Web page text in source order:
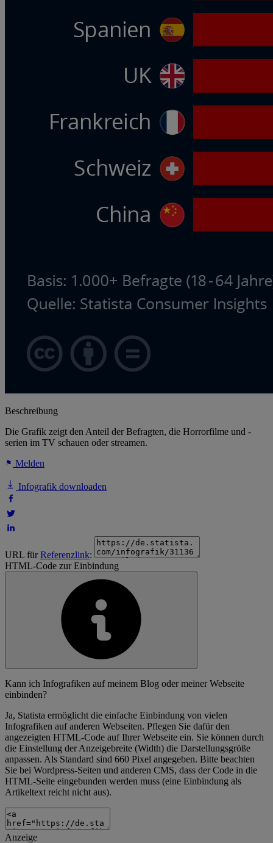
Beschreibung
Die Grafik zeigt den Anteil der Befragten, die Horrorfilme und -
serien im TV schauen oder streamen.
Melden
Infografik downloaden
URL fürReferenzlink:
HTML-Code zur Einbindung
Kann ich Infografiken auf meinem Blog oder meiner Webseite
einbinden?
Ja, Statista ermöglicht die einfache Einbindung von vielen
Infografiken auf anderen Webseiten. Pflegen Sie dafür den
angezeigten HTML-Code auf Ihrer Webseite ein. Sie können durch
die Einstellung der Anzeigebreite (Width) die Darstellungsgröße
anpassen. Als Standard sind 660 Pixel angegeben. Bitte beachten
Sie bei Wordpress-Seiten und anderen CMS, dass der Code in die
HTML-Seite eingebunden werden muss (eine Einbindung als
Artikeltext reicht nicht aus).
Anzeige